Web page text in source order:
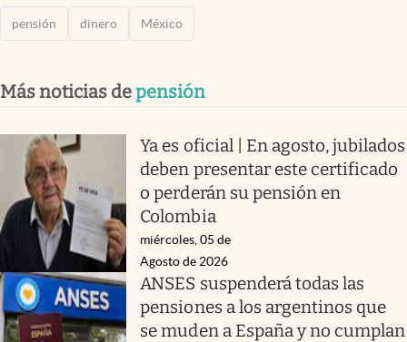
pensión dinero México
Más noticias depensión
Ya es oficial | En agosto, jubilados
deben presentar este certificado
o perderán su pensión en
Colombia
miércoles, 05 de
Agosto de 2026
ANSES suspenderá todas las
pensiones a los argentinos que
se muden a España y no cumplan